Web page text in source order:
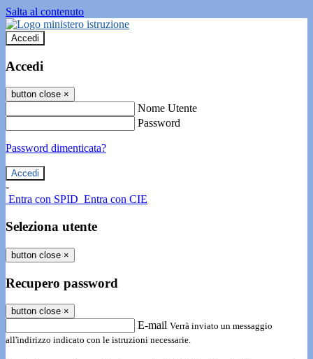
Salta al contenuto
Accedi
Accedi
button close ×
Nome Utente
Password
Password dimenticata?
-
Entra con SPID Entra con CIE
Seleziona utente
button close ×
Recupero password
button close ×
E-mail Verrà inviato un messaggio
all'indirizzo indicato con le istruzioni necessarie.